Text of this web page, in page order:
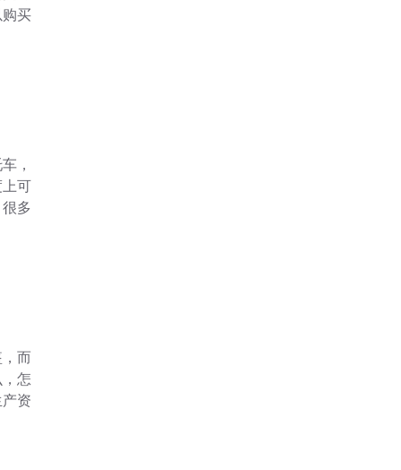
买
型
，
可
多
上
而
怎
资
外